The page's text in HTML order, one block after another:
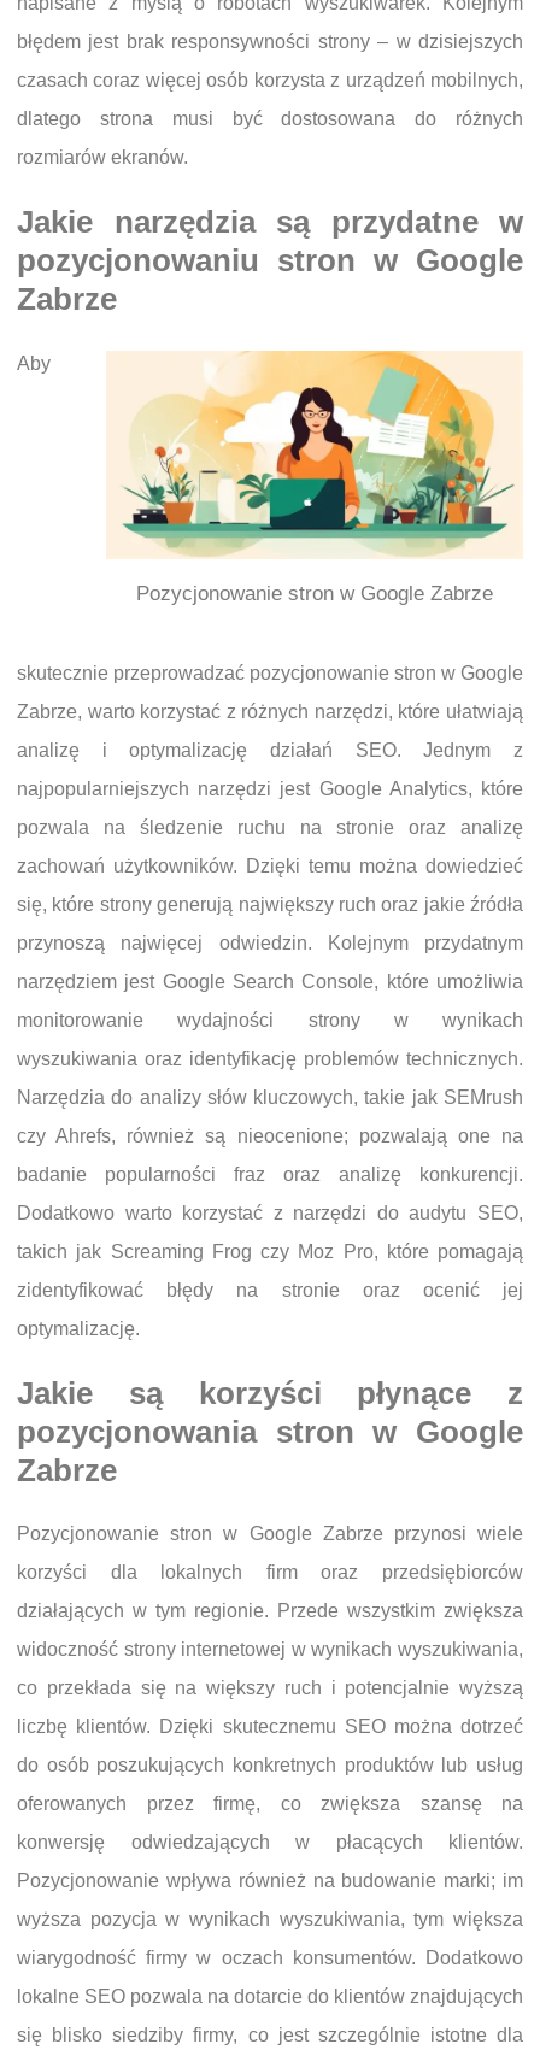
błędem jest brak responsywności strony – w dzisiejszych
czasach coraz więcej osób korzysta z urządzeń mobilnych,
dlatego strona musi być dostosowana do różnych
rozmiarów ekranów.
Jakie narzędzia są przydatne w
pozycjonowaniu stron w Google
Zabrze
Pozycjonowanie stron w Google Zabrze
Aby
skutecznie przeprowadzać pozycjonowanie stron w Google
Zabrze, warto korzystać z różnych narzędzi, które ułatwiają
analizę i optymalizację działań SEO. Jednym z
najpopularniejszych narzędzi jest Google Analytics, które
pozwala na śledzenie ruchu na stronie oraz analizę
zachowań użytkowników. Dzięki temu można dowiedzieć
się, które strony generują największy ruch oraz jakie źródła
przynoszą najwięcej odwiedzin. Kolejnym przydatnym
narzędziem jest Google Search Console, które umożliwia
monitorowanie wydajności strony w wynikach
wyszukiwania oraz identyfikację problemów technicznych.
Narzędzia do analizy słów kluczowych, takie jak SEMrush
czy Ahrefs, również są nieocenione; pozwalają one na
badanie popularności fraz oraz analizę konkurencji.
Dodatkowo warto korzystać z narzędzi do audytu SEO,
takich jak Screaming Frog czy Moz Pro, które pomagają
zidentyfikować błędy na stronie oraz ocenić jej
optymalizację.
Jakie są korzyści płynące z
pozycjonowania stron w Google
Zabrze
Pozycjonowanie stron w Google Zabrze przynosi wiele
korzyści dla lokalnych firm oraz przedsiębiorców
działających w tym regionie. Przede wszystkim zwiększa
widoczność strony internetowej w wynikach wyszukiwania,
co przekłada się na większy ruch i potencjalnie wyższą
liczbę klientów. Dzięki skutecznemu SEO można dotrzeć
do osób poszukujących konkretnych produktów lub usług
oferowanych przez firmę, co zwiększa szansę na
konwersję odwiedzających w płacących klientów.
Pozycjonowanie wpływa również na budowanie marki; im
wyższa pozycja w wynikach wyszukiwania, tym większa
wiarygodność firmy w oczach konsumentów. Dodatkowo
lokalne SEO pozwala na dotarcie do klientów znajdujących
się blisko siedziby firmy, co jest szczególnie istotne dla